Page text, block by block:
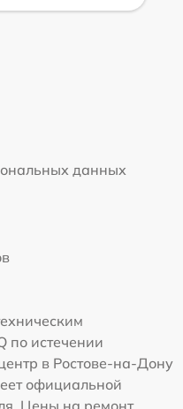
данных
по истечении
в Ростове-на-Дону
официальной
Цены на ремонт,